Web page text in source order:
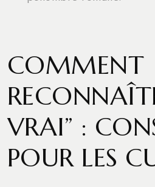
COMMENT
VRAI” :
POUR LES